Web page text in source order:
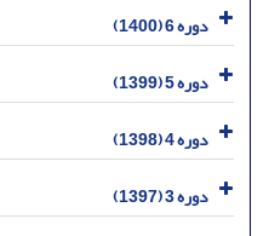
دوره 6 (1400)
دوره 5 (1399)
دوره 4 (1398)
دوره 3 (1397)